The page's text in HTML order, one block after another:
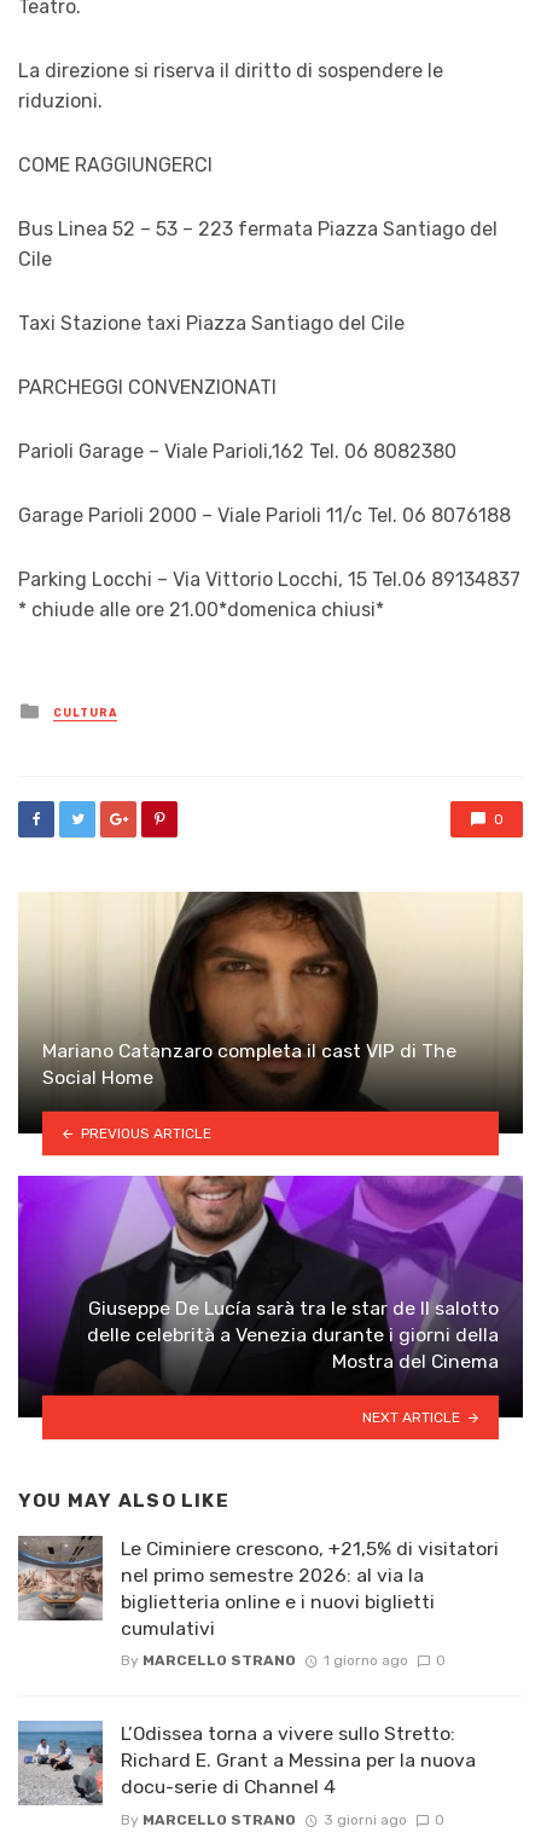
Teatro.
La direzione si riserva il diritto di sospendere le
riduzioni.
COME RAGGIUNGERCI
Bus Linea 52 – 53 – 223 fermata Piazza Santiago del
Cile
Taxi Stazione taxi Piazza Santiago del Cile
PARCHEGGI CONVENZIONATI
Parioli Garage – Viale Parioli,162 Tel. 06 8082380
Garage Parioli 2000 – Viale Parioli 11/c Tel. 06 8076188
Parking Locchi – Via Vittorio Locchi, 15 Tel.06 89134837
* chiude alle ore 21.00*domenica chiusi*
Posted
in
CULTURA
0
Mariano Catanzaro completa il cast VIP di The
Social Home
PREVIOUS ARTICLE
Giuseppe De Lucía sarà tra le star de Il salotto
delle celebrità a Venezia durante i giorni della
Mostra del Cinema
NEXT ARTICLE
YOU MAY ALSO LIKE
Le Ciminiere crescono, +21,5% di visitatori
nel primo semestre 2026: al via la
biglietteria online e i nuovi biglietti
cumulativi
By MARCELLO STRANO 1 giorno ago 0
L’Odissea torna a vivere sullo Stretto:
Richard E. Grant a Messina per la nuova
docu-serie di Channel 4
By MARCELLO STRANO 3 giorni ago 0